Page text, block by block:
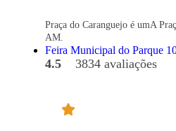
Praça do Caranguejo é umA
AM.
Feira Municipal do Parque
4.5 3834 avaliações